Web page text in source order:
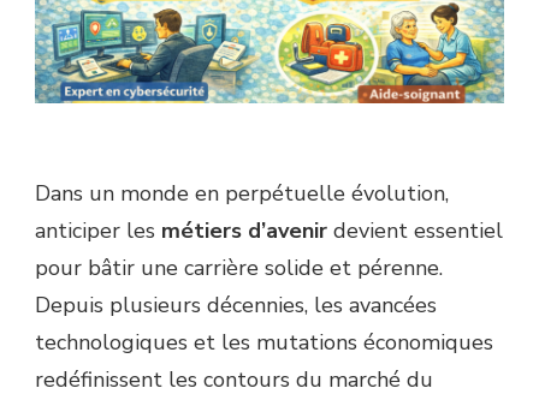
Dans un monde en perpétuelle évolution,
anticiper les métiers d’avenir devient essentiel
pour bâtir une carrière solide et pérenne.
Depuis plusieurs décennies, les avancées
technologiques et les mutations économiques
redéfinissent les contours du marché du